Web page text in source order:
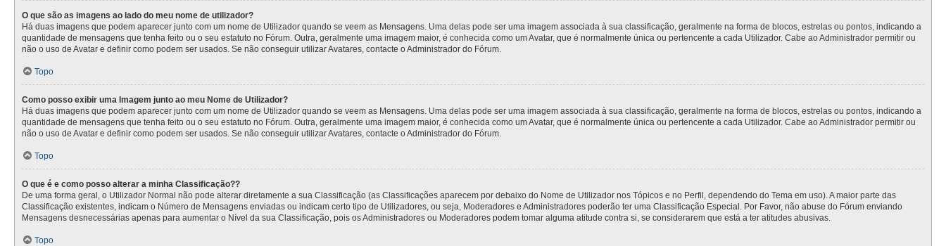
O que são as imagens ao lado do meu nome de utilizador?
Há duas imagens que podem aparecer junto com um nome de Utilizador quando se veem as Mensagens. Uma delas pode ser uma imagem associada à sua classificação, geralmente na forma de blocos, estrelas ou pontos, indicando a
quantidade de mensagens que tenha feito ou o seu estatuto no Fórum. Outra, geralmente uma imagem maior, é conhecida como um Avatar, que é normalmente única ou pertencente a cada Utilizador. Cabe ao Administrador permitir ou
não o uso de Avatar e definir como podem ser usados. Se não conseguir utilizar Avatares, contacte o Administrador do Fórum.
Topo
Como posso exibir uma Imagem junto ao meu Nome de Utilizador?
Há duas imagens que podem aparecer junto com um nome de Utilizador quando se veem as Mensagens. Uma delas pode ser uma imagem associada à sua classificação, geralmente na forma de blocos, estrelas ou pontos, indicando a
quantidade de mensagens que tenha feito ou o seu estatuto no Fórum. Outra, geralmente uma imagem maior, é conhecida como um Avatar, que é normalmente única ou pertencente a cada Utilizador. Cabe ao Administrador permitir ou
não o uso de Avatar e definir como podem ser usados. Se não conseguir utilizar Avatares, contacte o Administrador do Fórum.
Topo
O que é e como posso alterar a minha Classificação??
De uma forma geral, o Utilizador Normal não pode alterar diretamente a sua Classificação (as Classificações aparecem por debaixo do Nome de Utilizador nos Tópicos e no Perfil, dependendo do Tema em uso). A maior parte das
Classificação existentes, indicam o Número de Mensagens enviadas ou indicam certo tipo de Utilizadores, ou seja, Moderadores e Administradores poderão ter uma Classificação Especial. Por Favor, não abuse do Fórum enviando
Mensagens desnecessárias apenas para aumentar o Nível da sua Classificação, pois os Administradores ou Moderadores podem tomar alguma atitude contra si, se considerarem que está a ter atitudes abusivas.
Topo